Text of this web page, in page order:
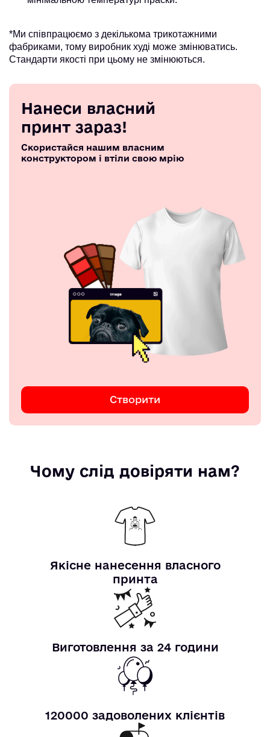
*Ми співпрацюємо з декількома трикотажними
фабриками, тому виробник худі може змінюватись.
Стандарти якості при цьому не змінюються.
Нанеси власний
принт зараз!
Скористайся нашим власним
конструктором і втіли свою мрію
Створити
Чому слід довіряти нам?
Якісне нанесення власного
принта
Виготовлення за 24 години
120000 задоволених клієнтів